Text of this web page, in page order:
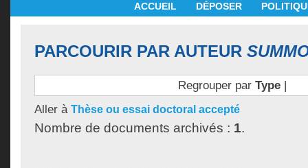
ACCUEIL DÉPOSER
PARCOURIR PAR AUTEUR
Regrouper par Type|
Aller à Thèse ou essai doctoral accepté
Nombre de documents archivés : 1.